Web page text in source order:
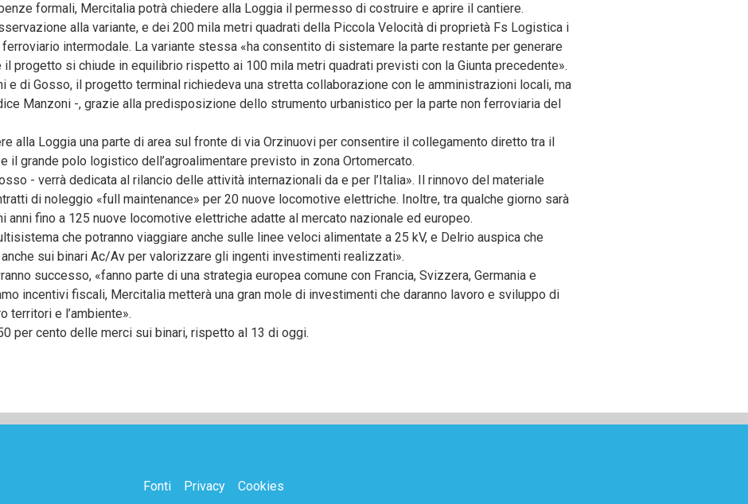
formali, Mercitalia potrà chiedere alla Loggia il permesso di costruire e aprire il cantiere.
alla variante, e dei 200 mila metri quadrati della Piccola Velocità di proprietà Fs Logistica i
intermodale. La variante stessa «ha consentito di sistemare la parte restante per generare
progetto si chiude in equilibrio rispetto ai 100 mila metri quadrati previsti con la Giunta precedente».
di Gosso, il progetto terminal richiedeva una stretta collaborazione con le amministrazioni locali, ma
Manzoni -, grazie alla predisposizione dello strumento urbanistico per la parte non ferroviaria del
alla Loggia una parte di area sul fronte di via Orzinuovi per consentire il collegamento diretto tra il
il grande polo logistico dell’agroalimentare previsto in zona Ortomercato.
- verrà dedicata al rilancio delle attività internazionali da e per l’Italia». Il rinnovo del materiale
di noleggio «full maintenance» per 20 nuove locomotive elettriche. Inoltre, tra qualche giorno sarà
anni fino a 125 nuove locomotive elettriche adatte al mercato nazionale ed europeo.
che potranno viaggiare anche sulle linee veloci alimentate a 25 kV, e Delrio auspica che
sui binari Ac/Av per valorizzare gli ingenti investimenti realizzati».
successo, «fanno parte di una strategia europea comune con Francia, Svizzera, Germania e
incentivi fiscali, Mercitalia metterà una gran mole di investimenti che daranno lavoro e sviluppo di
territori e l’ambiente».
per cento delle merci sui binari, rispetto al 13 di oggi.
Fonti Privacy Cookies